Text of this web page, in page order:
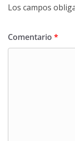
Los campos
Comentario *